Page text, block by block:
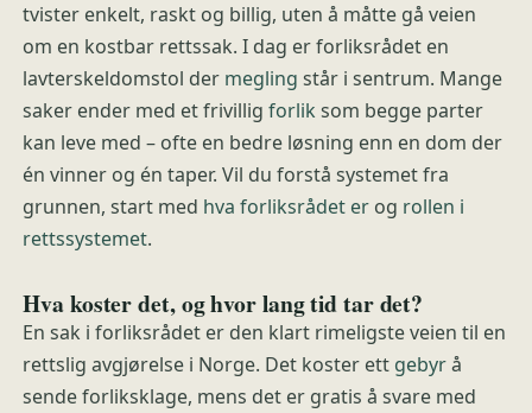
tvister enkelt, raskt og billig, uten å måtte gå veien
om en kostbar rettssak. I dag er forliksrådet en
lavterskeldomstol der megling står i sentrum. Mange
saker ender med et frivilligforlik som begge parter
kan leve med – ofte en bedre løsning enn en dom der
én vinner og én taper. Vil du forstå systemet fra
grunnen, start med hva forliksrådet er og rollen i
rettssystemet.
Hva koster det, og hvor lang tid tar det?
En sak i forliksrådet er den klart rimeligste veien til en
rettslig avgjørelse i Norge. Det koster ett gebyrå
sende forliksklage, mens det er gratis å svare med